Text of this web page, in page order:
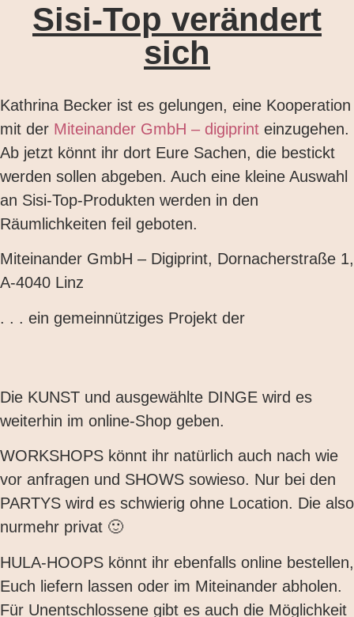
Sisi-Top verändert
sich
Kathrina Becker ist es gelungen, eine Kooperation
mit der Miteinander GmbH – digiprint einzugehen.
Ab jetzt könnt ihr dort Eure Sachen, die bestickt
werden sollen abgeben. Auch eine kleine Auswahl
an Sisi-Top-Produkten werden in den
Räumlichkeiten feil geboten.
Miteinander GmbH – Digiprint, Dornacherstraße 1,
A-4040 Linz
. . . ein gemeinnütziges Projekt der
Die KUNST und ausgewählte DINGE wird es
weiterhin im online-Shop geben.
WORKSHOPS könnt ihr natürlich auch nach wie
vor anfragen und SHOWS sowieso. Nur bei den
PARTYS wird es schwierig ohne Location. Die also
nurmehr privat 🙂
HULA-HOOPS könnt ihr ebenfalls online bestellen,
Euch liefern lassen oder im Miteinander abholen.
Für Unentschlossene gibt es auch die Möglichkeit